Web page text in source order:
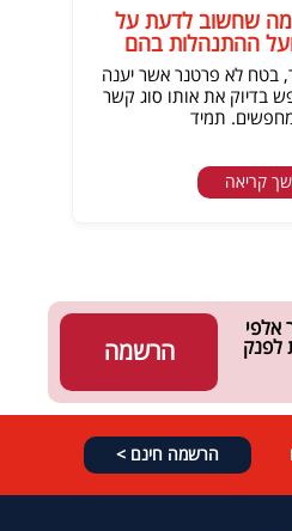
מה שחשוב לדעת על
ועל ההתנהלות בהם
בטח לא פרטנר אשר יענה
בדיוק את אותו סוג קשר
תמיד
קריאה
הרשמה
אלפי
לפנק
הרשמה חינם >